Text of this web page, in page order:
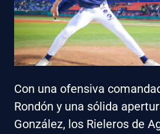
Con una ofensiva
Rondón y una sólida
González, los Rieleros de